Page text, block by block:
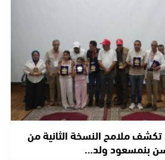
ملامح النسخة الثانية من
بنمسعود ولد…